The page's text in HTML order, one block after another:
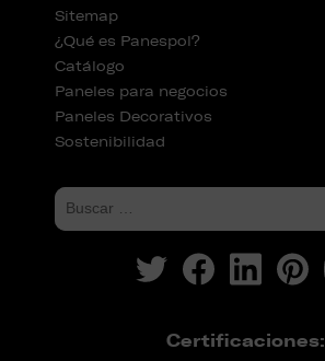
Sitemap
¿Qué es Panespol?
Catálogo
Paneles para negocios
Paneles Decorativos
Sostenibilidad
Certificaciones: